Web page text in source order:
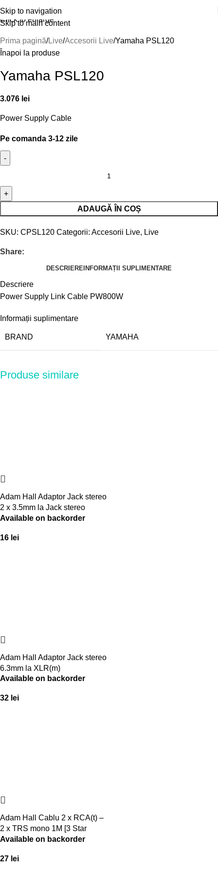
Skip to navigation
Skip to main content
Click to enlarge
Prima pagină Live Accesorii Live Yamaha PSL120
Înapoi la produse
Yamaha PSL120
3.076 lei
Power Supply Cable
Pe comanda 3-12 zile
ADAUGĂ ÎN COȘ
SKU: CPSL120 Categorii: Accesorii Live, Live
Share:
DESCRIEREINFORMAȚII SUPLIMENTARE
Descriere
Power Supply Link Cable PW800W
Informații suplimentare
BRAND YAMAHA
Produse similare
Adam Hall Adaptor Jack stereo
2 x 3.5mm la Jack stereo
3.5mm
Available on backorder
16 lei
Adam Hall Adaptor Jack stereo
6.3mm la XLR(m)
Available on backorder
32 lei
Adam Hall Cablu 2 x RCA(t) –
2 x TRS mono 1M [3 Star
Series]
Available on backorder
27 lei